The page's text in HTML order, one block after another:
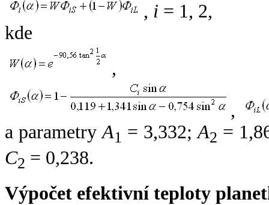
, i = 1, 2,
kde
,
,
a parametryA1 = 3,332;A2 =
C2 = 0,238.
Výpočet efektivní teploty